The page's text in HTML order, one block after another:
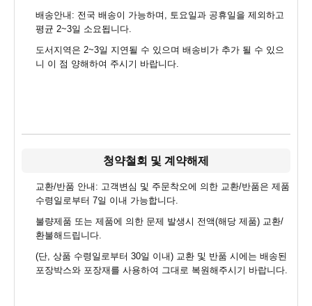
배송안내: 전국 배송이 가능하며, 토요일과 공휴일을 제외하고
평균 2~3일 소요됩니다.
도서지역은 2~3일 지연될 수 있으며 배송비가 추가 될 수 있으
니 이 점 양해하여 주시기 바랍니다.
청약철회 및 계약해제
교환/반품 안내: 고객변심 및 주문착오에 의한 교환/반품은 제품
수령일로부터 7일 이내 가능합니다.
불량제품 또는 제품에 의한 문제 발생시 전액(해당 제품) 교환/
환불해드립니다.
(단, 상품 수령일로부터 30일 이내) 교환 및 반품 시에는 배송된
포장박스와 포장재를 사용하여 그대로 복원해주시기 바랍니다.